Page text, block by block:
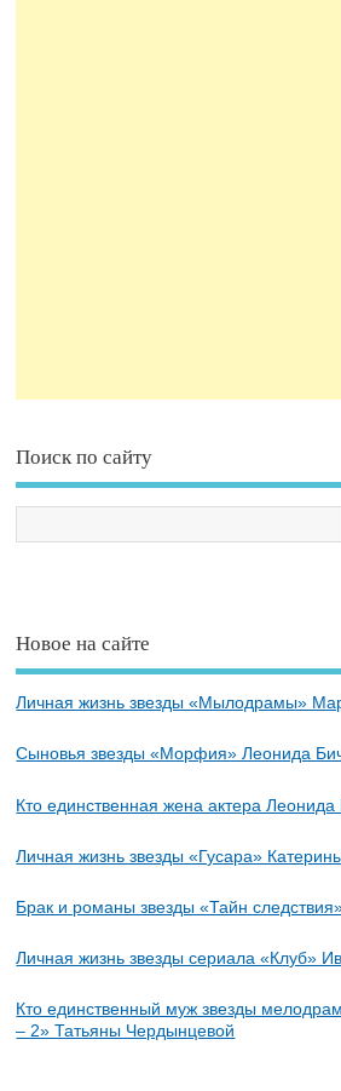
Поиск по сайту
Новое на сайте
Личная жизнь звезды «Мылодрамы»
Сыновья звезды «Морфия» Леонида
Кто единственная жена актера Леонида
Личная жизнь звезды «Гусара»
Брак и романы звезды «Тайн
Личная жизнь звезды сериала «Клуб»
Кто единственный муж звезды
– 2» Татьяны Чердынцевой